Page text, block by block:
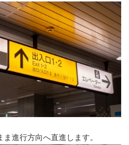
進行方向へ直進します。